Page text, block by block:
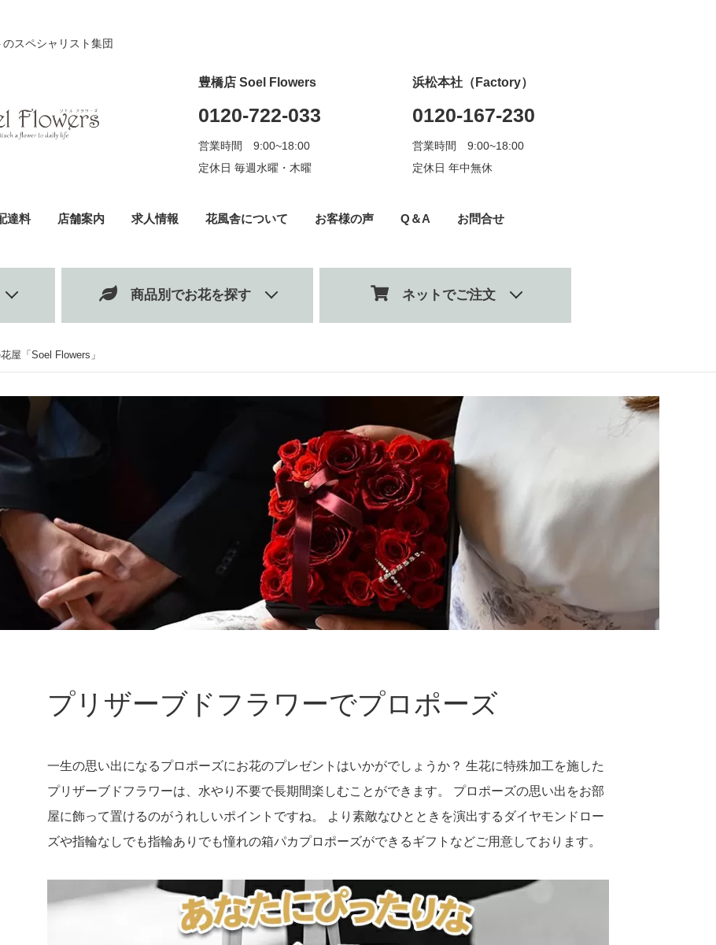
スペシャリスト集団
豊橋店 Soel Flowers
0120-722-033
営業時間 9:00~18:00
定休日 毎週水曜・木曜
浜松本社（Factory）
0120-167-230
営業時間 9:00~18:00
定休日 年中無休
達料 店舗案内 求人情報 花風舎について お客様の声 Q＆A お問合せ
商品別でお花を探す ネットでご注文
屋「Soel Flowers」
プリザーブドフラワーでプロポーズ
一生の思い出になるプロポーズにお花のプレゼントはいかがでしょうか？ 生花に特殊加工を施した
プリザーブドフラワーは、水やり不要で長期間楽しむことができます。 プロポーズの思い出をお部
屋に飾って置けるのがうれしいポイントですね。 より素敵なひとときを演出するダイヤモンドロー
ズや指輪なしでも指輪ありでも憧れの箱パカプロポーズができるギフトなどご用意しております。